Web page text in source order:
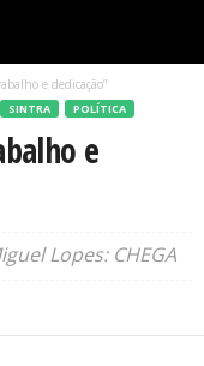
e dedicação”
SINTRA POLÍTICA
e
Lopes: CHEGA